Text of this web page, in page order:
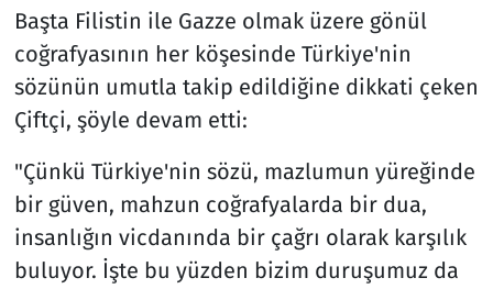
Başta Filistin ile Gazze olmak üzere gönül
coğrafyasının her köşesinde Türkiye'nin
sözünün umutla takip edildiğine dikkati çeken
Çiftçi, şöyle devam etti:
"Çünkü Türkiye'nin sözü, mazlumun yüreğinde
bir güven, mahzun coğrafyalarda bir dua,
insanlığın vicdanında bir çağrı olarak karşılık
buluyor. İşte bu yüzden bizim duruşumuz da